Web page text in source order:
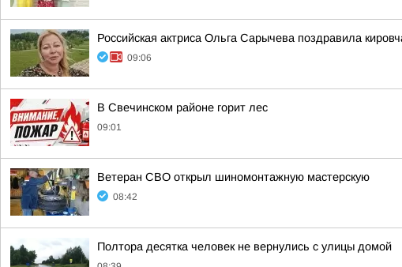
Российская актриса Ольга Сарычева поздравила
09:06
В Свечинском районе горит лес
09:01
Ветеран СВО открыл шиномонтажную мастерскую
08:42
Полтора десятка человек не вернулись с улицы домой